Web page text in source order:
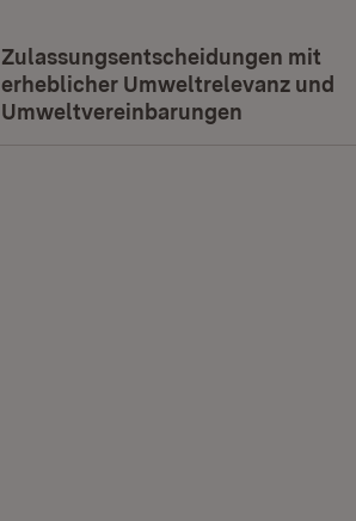
Zulassungsentscheidungen mit
erheblicher Umweltrelevanz und
Umweltvereinbarungen